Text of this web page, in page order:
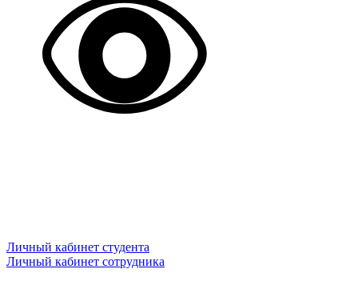
Личный кабинет студента
Личный кабинет сотрудника